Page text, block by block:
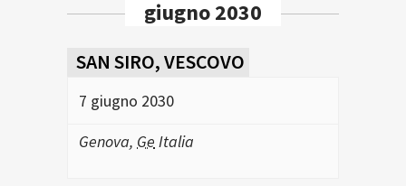
giugno 2030
SAN SIRO, VESCOVO
7 giugno 2030
Genova, Ge Italia